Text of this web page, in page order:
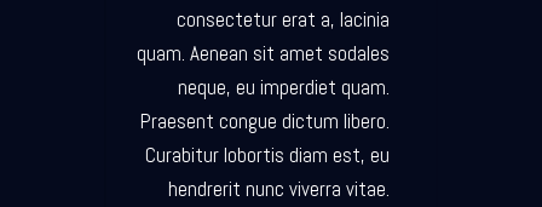
consectetur erat a, lacinia
quam. Aenean sit amet sodales
neque, eu imperdiet quam.
Praesent congue dictum libero.
Curabitur lobortis diam est, eu
hendrerit nunc viverra vitae.